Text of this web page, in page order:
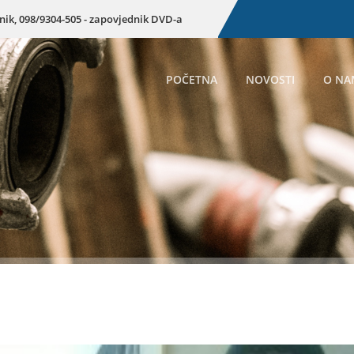
098/9304-505 - zapovjednik DVD-a
POČETNA NOVOSTI O